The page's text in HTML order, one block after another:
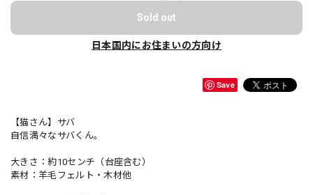
Sold out
日本国内にお住まいの方向け
Save
【猫さん】サバ
自信満々なサバくん。
大きさ：約10センチ（台座含む）
素材：羊毛フェルト・木材他